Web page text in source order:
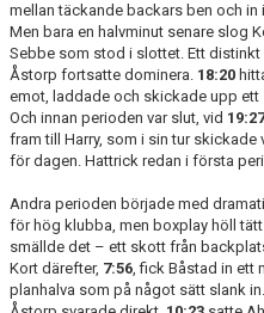
mellan täckande backars ben och in
Men bara en halvminut senare slog
Sebbe som stod i slottet. Ett
Åstorp fortsatte dominera. 18:20
emot, laddade och skickade upp
Och innan perioden var slut, vid 19:27
fram till Harry, som i sin tur
för dagen. Hattrick redan i första
Andra perioden började med
för hög klubba, men boxplay höll
smällde det – ett skott från
Kort därefter, 7:56, fick Båstad in ett
planhalva som på något sätt slank